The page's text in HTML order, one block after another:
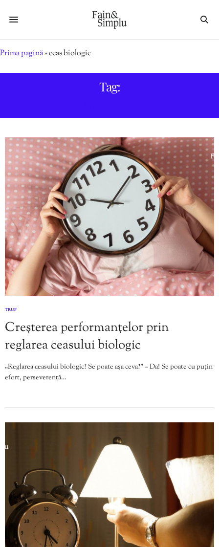
Prima pagină»ceas biologic
Tag:
TRUP
Creșterea performanțelor prin
reglarea ceasului biologic
„Reglarea ceasului biologic? Se poate așa ceva?” – Da! Se poate cu puțin
efort, perseverență…